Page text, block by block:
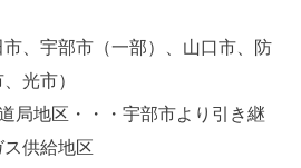
市、宇部市（一部）、山口市、防
光市）
局地区・・・宇部市より引き継
供給地区